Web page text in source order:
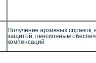
Получение архивных справок,
защитой, пенсионным
компенсаций